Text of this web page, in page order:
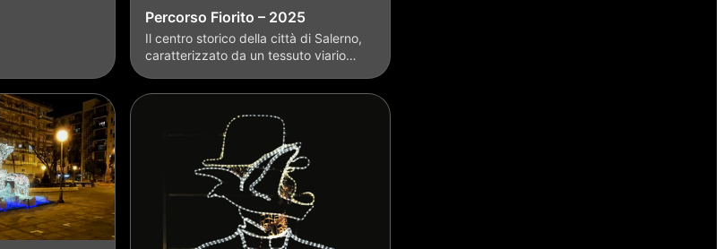
Percorso Fiorito – 2025
Il centro storico della città di Salerno,
caratterizzato da un tessuto viario…